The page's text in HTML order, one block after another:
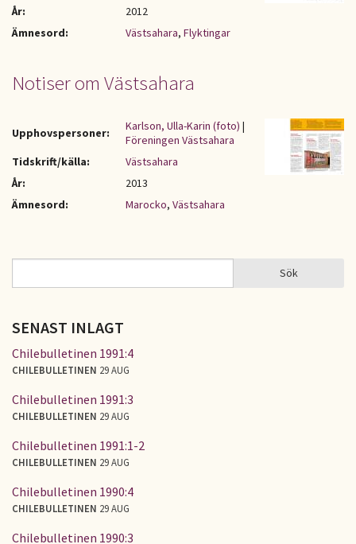
År:
2012
Ämnesord:
Västsahara, Flyktingar
Notiser om Västsahara
Upphovspersoner: Karlson, Ulla-Karin (foto) |
Föreningen Västsahara
Tidskrift/källa:
Västsahara
År:
2013
Ämnesord:
Marocko, Västsahara
SÖKFORMULÄR Sök
SENAST INLAGT
Chilebulletinen 1991:4
CHILEBULLETINEN 29 AUG
Chilebulletinen 1991:3
CHILEBULLETINEN 29 AUG
Chilebulletinen 1991:1-2
CHILEBULLETINEN 29 AUG
Chilebulletinen 1990:4
CHILEBULLETINEN 29 AUG
Chilebulletinen 1990:3